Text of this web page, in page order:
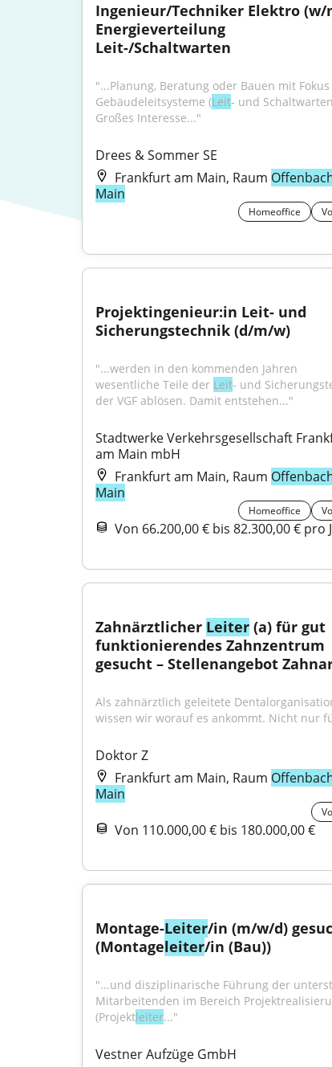
Ingenieur/Techniker Elektro (w/
Energieverteilung
Leit-/Schaltwarten
"...Planung, Beratung oder Bauen mit
Gebäudeleitsysteme (Leit- und
Großes Interesse..."
Drees & Sommer SE
Frankfurt am Main, Raum
Main
Homeoffice
Projektingenieur:in Leit- und
Sicherungstechnik (d/m/w)
"...werden in den kommenden Jahren
wesentliche Teile der Leit- und
der VGF ablösen. Damit entstehen..."
Stadtwerke Verkehrsgesellschaft
am Main mbH
Frankfurt am Main, Raum
Main
Homeoffice
Von 66.200,00 € bis 82.300,00 € pro
Zahnärztlicher Leiter (a) für gut
funktionierendes Zahnzentrum
gesucht – Stellenangebot
Als zahnärztlich geleitete
wissen wir worauf es ankommt. Nicht nur
Doktor Z
Frankfurt am Main, Raum
Main
Von 110.000,00 € bis 180.000,00 €
Montage-Leiter/in (m/w/d)
(Montageleiter/in (Bau))
"...und disziplinarische Führung der
Mitarbeitenden im Bereich
(Projekt­leiter..."
Vestner Aufzüge GmbH